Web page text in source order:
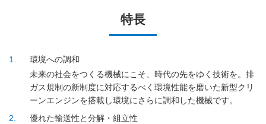
特長
1
環境への調和
未来の社会をつくる機械にこそ、時代の先をゆく技術を。排
ガス規制の新制度に対応するべく環境性能を磨いた新型クリ
ーンエンジンを搭載し環境にさらに調和した機械です。
2
優れた輸送性と分解・組立性